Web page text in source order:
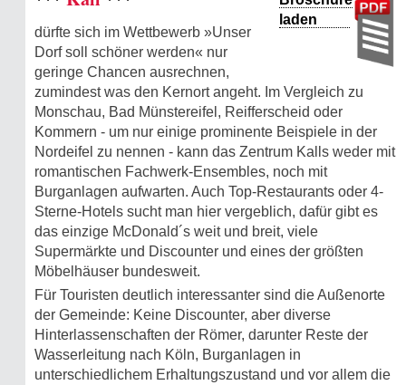
laden
dürfte sich im Wettbewerb »Unser
Dorf soll schöner werden« nur
geringe Chancen ausrechnen,
zumindest was den Kernort angeht. Im Vergleich zu
Monschau, Bad Münstereifel, Reifferscheid oder
Kommern - um nur einige prominente Beispiele in der
Nordeifel zu nennen - kann das Zentrum Kalls weder mit
romantischen Fachwerk-Ensembles, noch mit
Burganlagen aufwarten. Auch Top-Restaurants oder 4-
Sterne-Hotels sucht man hier vergeblich, dafür gibt es
das einzige McDonald´s weit und breit, viele
Supermärkte und Discounter und eines der größten
Möbelhäuser bundesweit.
Für Touristen deutlich interessanter sind die Außenorte
der Gemeinde: Keine Discounter, aber diverse
Hinterlassenschaften der Römer, darunter Reste der
Wasserleitung nach Köln, Burganlagen in
unterschiedlichem Erhaltungszustand und vor allem die